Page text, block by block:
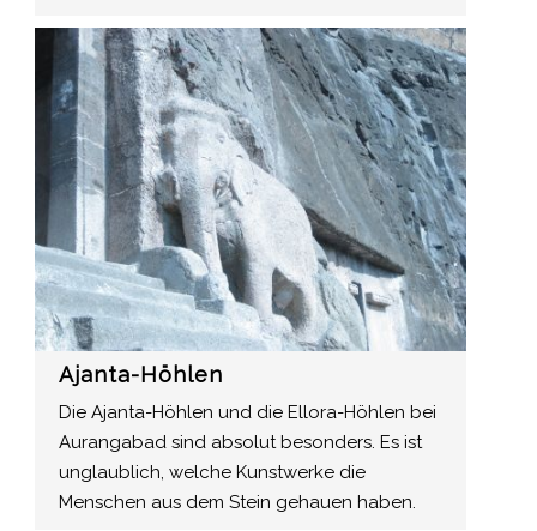
Ajanta-Höhlen
Die Ajanta-Höhlen und die Ellora-Höhlen bei
Aurangabad sind absolut besonders. Es ist
unglaublich, welche Kunstwerke die
Menschen aus dem Stein gehauen haben.